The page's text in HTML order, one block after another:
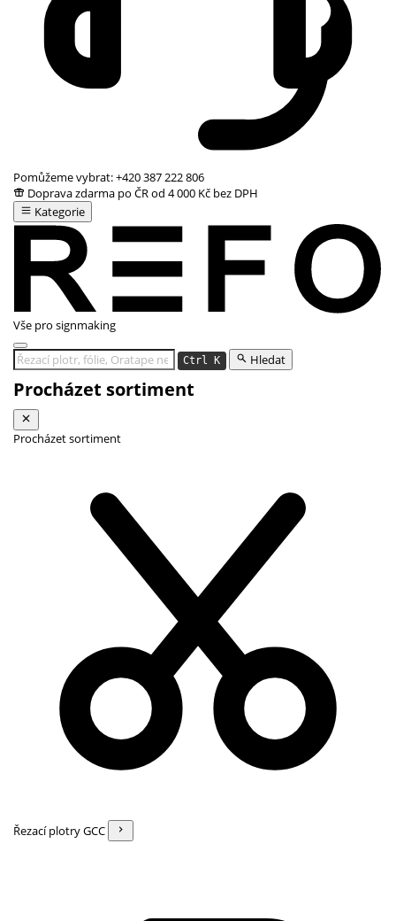
Pomůžeme vybrat:+420 387 222 806
Doprava zdarma po ČR od 4 000 Kč bez DPH
Kategorie
Vše pro signmaking
Ctrl K Hledat
Procházet sortiment
Procházet sortiment
Řezací plotry GCC